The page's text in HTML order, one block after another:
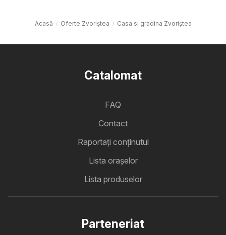
Acasă Oferte Zvoriştea Casa si gradina Zvoriştea
Catalomat
FAQ
Contact
Raportați conținutul
Lista oraşelor
Lista produselor
Parteneriat